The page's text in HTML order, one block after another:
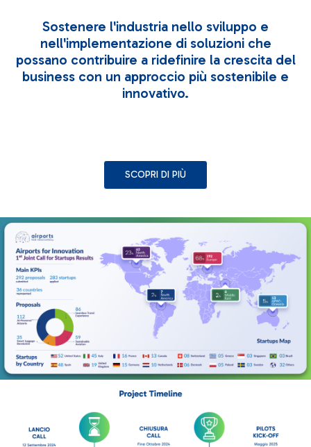
Sostenere l'industria nello sviluppo e
nell'implementazione di soluzioni che
possano contribuire a ridefinire la crescita del
business con un approccio più sostenibile e
innovativo.
SCOPRI DI PIÙ